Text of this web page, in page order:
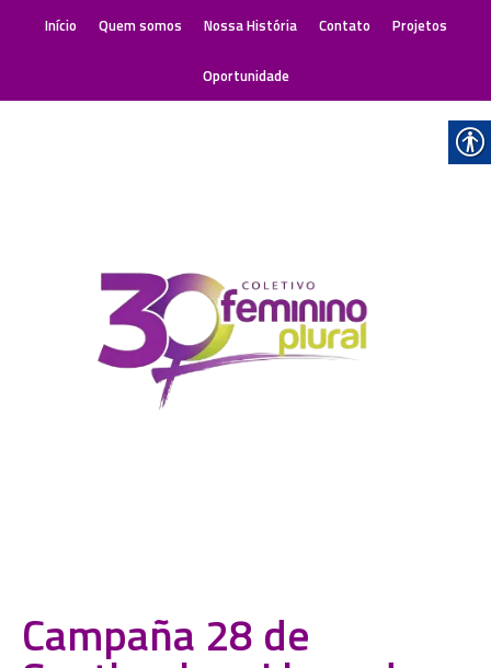
Início Quem somos Nossa História Contato Projetos
Oportunidade
Campaña 28 de